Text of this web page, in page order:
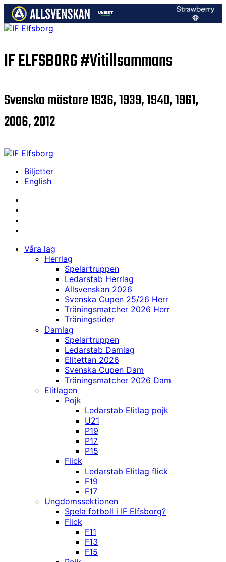
IF ELFSBORG#Vitillsammans
Svenska mästare 1936, 1939, 1940, 1961,
2006, 2012
Biljetter
English
Våra lag
Herrlag
Spelartruppen
Ledarstab Herrlag
Allsvenskan 2026
Svenska Cupen 25/26 Herr
Träningsmatcher 2026 Herr
Träningstider
Damlag
Spelartruppen
Ledarstab Damlag
Elitettan 2026
Svenska Cupen Dam
Träningsmatcher 2026 Dam
Elitlagen
Pojk
Ledarstab Elitlag pojk
U21
P19
P17
P15
Flick
Ledarstab Elitlag flick
F19
F17
Ungdomssektionen
Spela fotboll i IF Elfsborg?
Flick
F11
F13
F15